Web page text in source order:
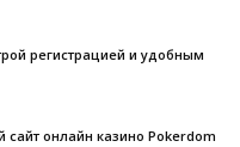
регистрацией и удобным
онлайн казино Pokerdom